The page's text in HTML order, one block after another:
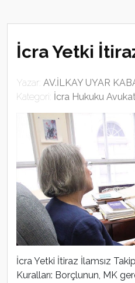
İcra Yetki
Yazar: AV.İLKAY UYAR
Kategori: İcra Hukuku
İcra Yetki İtiraz İlamsız
Kuralları: Borçlunun, MK